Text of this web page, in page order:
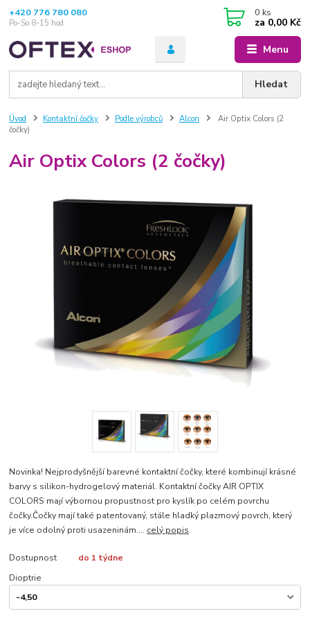
Menu
Hledat
+420 776 780 080
Po-So 8-15 hod
0 ks
za 0,00 Kč
Úvod Kontaktní čočky Podle výrobců Alcon
Air Optix Colors (2
čočky)
Air Optix Colors (2 čočky)
Novinka! Nejprodyšnější barevné kontaktní čočky, které kombinují krásné
barvy s silikon-hydrogelový materiál. Kontaktní čočky AIR OPTIX
COLORS mají výbornou propustnost pro kyslík po celém povrchu
čočky.Čočky mají také patentovaný, stále hladký plazmový povrch, který
je více odolný proti usazeninám.... celý popis
Dostupnost
do 1 týdne
Dioptrie